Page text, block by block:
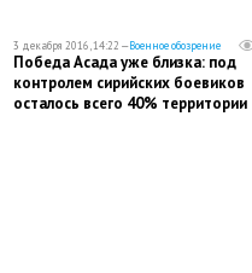
3 декабря 2016, 14:22 —Военное обозрение
Победа Асада уже близка: под
контролем сирийских боевиков
осталось всего 40% территории